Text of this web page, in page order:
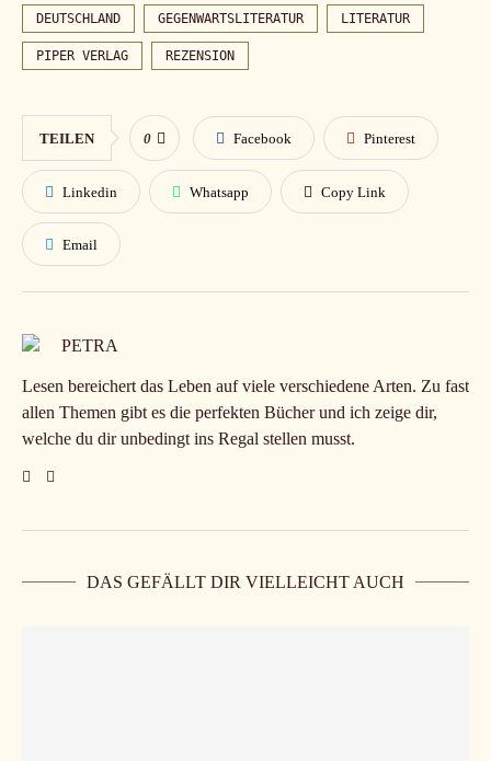
DEUTSCHLAND GEGENWARTSLITERATUR LITERATUR
PIPER VERLAG REZENSION
TEILEN 0 Facebook Pinterest
Linkedin Whatsapp Copy Link
Email
PETRA
Lesen bereichert das Leben auf viele verschiedene Arten. Zu fast
allen Themen gibt es die perfekten Bücher und ich zeige dir,
welche du dir unbedingt ins Regal stellen musst.
DAS GEFÄLLT DIR VIELLEICHT AUCH